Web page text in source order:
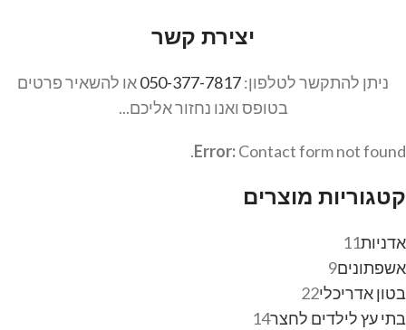
יצירת קשר
ניתן להתקשר לטלפון:050-377-7817או להשאיר פרטים
בטופס ואנו נחזור אליכם...
Error:Contact form not found.
קטגוריות מוצרים
אדניות11
אשפתונים9
בטון אדריכלי22
בתי עץ לילדים לחצר14